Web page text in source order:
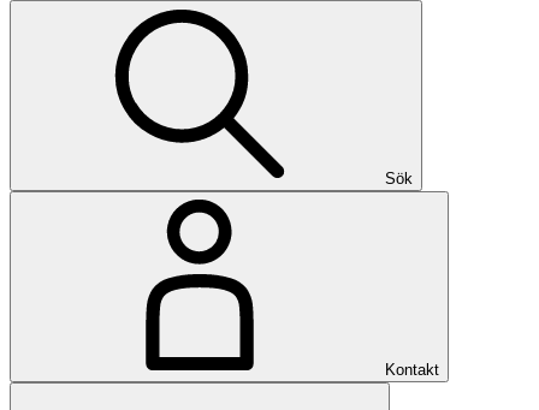
Sök
Kontakt